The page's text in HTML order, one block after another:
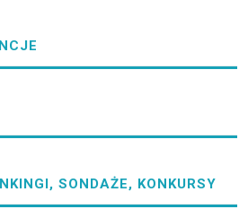
SONDAŻE, KONKURSY